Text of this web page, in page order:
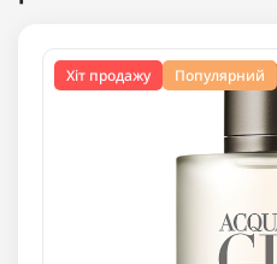
Хіт продажу Популярний